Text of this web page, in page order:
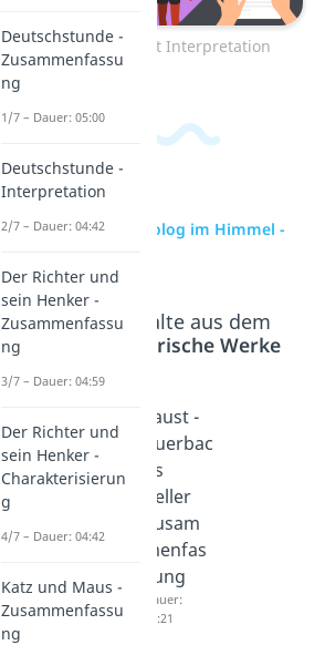
Zum Video: Faust Interpretation
zur Videoseite: Prolog im Himmel -
Beliebte Inhalte aus dem
Literarische Werke
Studierz
immer 2
04:12
gisnach
t - Faust
Faust -
Auerbac
hs
Keller
Zusam
menfas
sung
Dauer:
03:21
Deutschstunde -
Zusammenfassu
ng
1/7 – Dauer: 05:00
Deutschstunde -
Interpretation
2/7 – Dauer: 04:42
Der Richter und
sein Henker -
Zusammenfassu
ng
3/7 – Dauer: 04:59
Der Richter und
sein Henker -
Charakterisierun
g
4/7 – Dauer: 04:42
Katz und Maus -
Zusammenfassu
ng